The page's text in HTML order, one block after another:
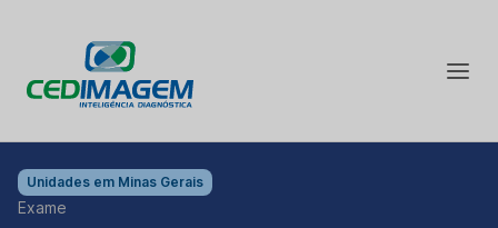
Unidades em Minas Gerais
Exame